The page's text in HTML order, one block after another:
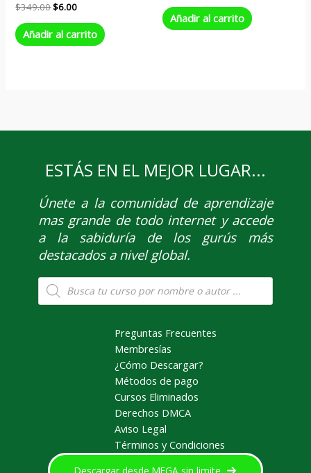
$349.00$6.00
Añadir al carrito
Añadir al carrito
ESTÁS EN EL MEJOR LUGAR...
Únetea la comunidad de aprendizaje
mas grande de todo internet y accede
a la sabiduría de los gurús más
destacados a nivel global.
Búsqueda
de
productos
Preguntas Frecuentes
Membresías
¿Cómo Descargar?
Métodos de pago
Cursos Eliminados
Derechos DMCA
Aviso Legal
Términos y Condiciones